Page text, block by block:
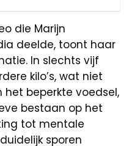
die Marijn
deelde, toont haar
In slechts vijf
kilo’s, wat niet
beperkte voedsel,
bestaan op het
tot mentale
sporen